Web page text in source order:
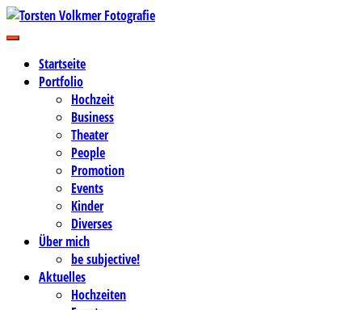
Zum
Inhalt
Torsten Volkmer Fotografie
Business-, Portrait- und Hochzeitsfotografie
Startseite
Portfolio
Hochzeit
Business
Theater
People
Promotion
Events
Kinder
Diverses
Über mich
be subjective!
Aktuelles
Hochzeiten